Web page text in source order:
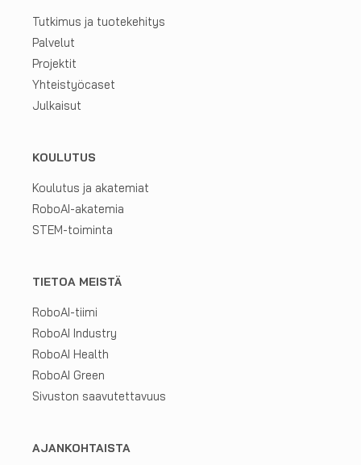
Tutkimus ja tuotekehitys
Palvelut
Projektit
Yhteistyöcaset
Julkaisut
KOULUTUS
Koulutus ja akatemiat
RoboAI-akatemia
STEM-toiminta
TIETOA MEISTÄ
RoboAI-tiimi
RoboAI Industry
RoboAI Health
RoboAI Green
Sivuston saavutettavuus
AJANKOHTAISTA